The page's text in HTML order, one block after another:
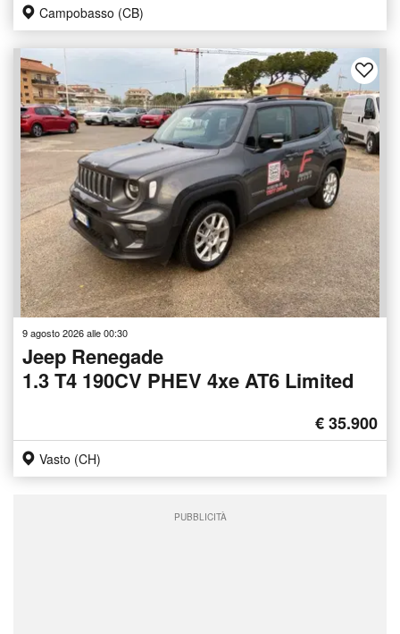
Campobasso (CB)
9 agosto 2026 alle 00:30
Jeep Renegade
1.3 T4 190CV PHEV 4xe AT6 Limited
€ 35.900
Vasto (CH)
PUBBLICITÀ